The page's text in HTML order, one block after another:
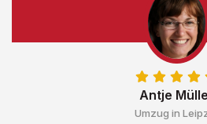
Antje
Umzug in